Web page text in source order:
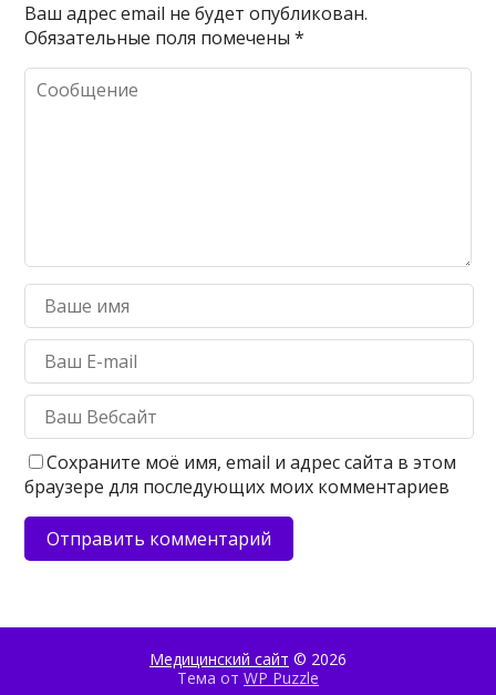
Ваш адрес email не будет опубликован.
Обязательные поля помечены*
Сохраните моё имя, email и адрес сайта в этом
браузере для последующих моих комментариев
Медицинский сайт © 2026
Тема от WP Puzzle